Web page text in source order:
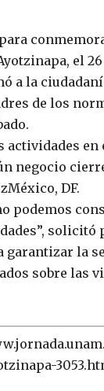
el 26
a la
de los
actividades
negocio
DF.
podemos
garantizar la
sobre las